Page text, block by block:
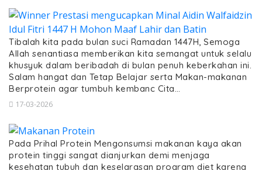
Tibalah kita pada bulan suci Ramadan 1447H, Semoga
Allah senantiasa memberikan kita semangat untuk selalu
khusyuk dalam beribadah di bulan penuh keberkahan ini.
Salam hangat dan Tetap Belajar serta Makan-makanan
Berprotein agar tumbuh kembanc Cita…
17-03-2026
Pada Prihal Protein Mengonsumsi makanan kaya akan
protein tinggi sangat dianjurkan demi menjaga
kesehatan tubuh dan keselarasan program diet karena